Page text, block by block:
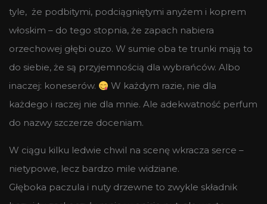
tyle, że podbitymi, podciągniętymi anyżem i koprem
włoskim – do tego stopnia, że zapach nabiera
orzechowej głębi ouzo. W sumie oba te trunki mają to
do siebie, że są przyjemnością dla wybrańców. Albo
inaczej: koneserów.
W każdym razie, nie dla
każdego i raczej nie dla mnie. Ale adekwatność perfum
do nazwy szczerze doceniam.
W ciągu kilku ledwie chwil na scenę wkracza serce –
nietypowe, lecz bardzo mile widziane.
Głęboka paczula i nuty drzewne to zwykle składnik